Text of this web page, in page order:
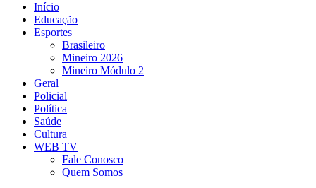
Início
Educação
Esportes
Brasileiro
Mineiro 2026
Mineiro Módulo 2
Geral
Policial
Política
Saúde
Cultura
WEB TV
Fale Conosco
Quem Somos